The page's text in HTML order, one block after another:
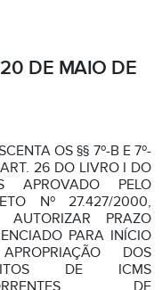
DE MAIO DE
OS §§ 7º-B E 7º-
26 DO LIVRO I DO
APROVADO PELO
Nº 27.427/2000,
AUTORIZAR PRAZO
PARA INÍCIO
DOS
DE ICMS
DE